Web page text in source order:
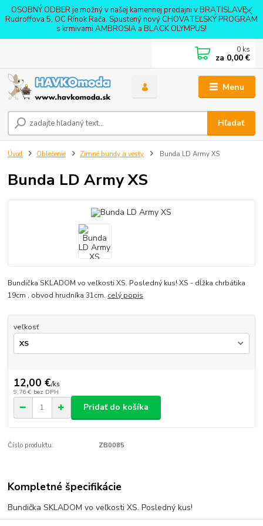
OSOBNÝ ODBER je možný v našej kamennej predajni v BRATISLAVE -
Rudroffova 5, OC Rínok Rača. Spustený nový CHOVATEĽSKÝ PROGRAM
s krmivami AMBROSIA a BLACK OLYMPUS!
Menu
Hľadať
0 ks
za 0,00 €
Úvod Oblečenie Zimné bundy a vesty Bunda LD Army XS
Bunda LD Army XS
Bundička SKLADOM vo veľkosti XS. Posledný kus! XS - dĺžka chrbátika
19cm , obvod hrudníka 31cm. celý popis
veľkosť
12,00 €/ks
9,76 € bez DPH
Pridať do košíka
Číslo produktu: ZB0085
Kompletné špecifikácie
Bundička SKLADOM vo veľkosti XS. Posledný kus!